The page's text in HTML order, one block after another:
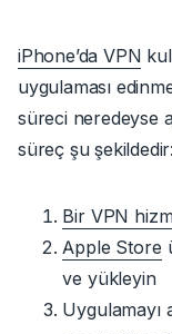
iPhone’da VPN
uygulaması
süreci neredeyse
süreç şu şekildedir:
Bir VPN
Apple Store
ve yükleyin
Uygulamayı